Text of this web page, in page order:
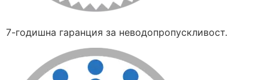
7-годишна гаранция за неводопропускливост.